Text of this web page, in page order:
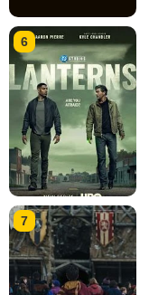
6
7